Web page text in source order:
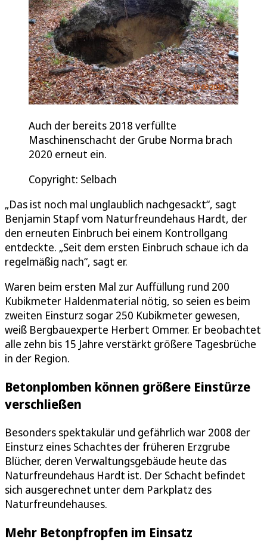
Auch der bereits 2018 verfüllte
Maschinenschacht der Grube Norma brach
2020 erneut ein.
Copyright: Selbach
„Das ist noch mal unglaublich nachgesackt“, sagt
Benjamin Stapf vom Naturfreundehaus Hardt, der
den erneuten Einbruch bei einem Kontrollgang
entdeckte. „Seit dem ersten Einbruch schaue ich da
regelmäßig nach“, sagt er.
Waren beim ersten Mal zur Auffüllung rund 200
Kubikmeter Haldenmaterial nötig, so seien es beim
zweiten Einsturz sogar 250 Kubikmeter gewesen,
weiß Bergbauexperte Herbert Ommer. Er beobachtet
alle zehn bis 15 Jahre verstärkt größere Tagesbrüche
in der Region.
Betonplomben können größere Einstürze
verschließen
Besonders spektakulär und gefährlich war 2008 der
Einsturz eines Schachtes der früheren Erzgrube
Blücher, deren Verwaltungsgebäude heute das
Naturfreundehaus Hardt ist. Der Schacht befindet
sich ausgerechnet unter dem Parkplatz des
Naturfreundehauses.
Mehr Betonpfropfen im Einsatz